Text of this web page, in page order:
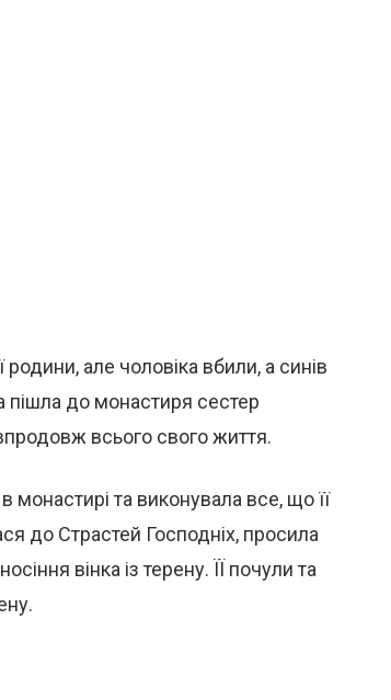
але чоловіка вбили, а синів
пішла до монастиря сестер
всього свого життя.
та виконувала все, що її
до Страстей Господніх, просила
вінка із терену. ЇЇ почули та